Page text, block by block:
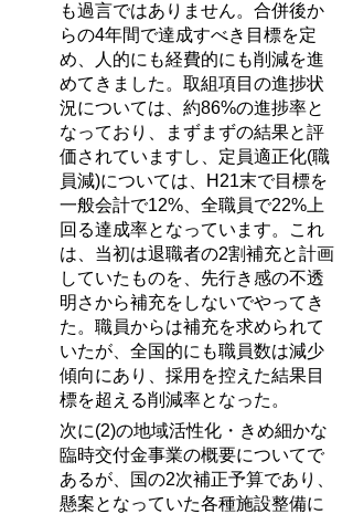
も過言ではありません。合併後か
らの4年間で達成すべき目標を定
め、人的にも経費的にも削減を進
めてきました。取組項目の進捗状
況については、約86%の進捗率と
なっており、まずまずの結果と評
価されていますし、定員適正化(職
員減)については、H21末で目標を
一般会計で12%、全職員で22%上
回る達成率となっています。これ
は、当初は退職者の2割補充と計画
していたものを、先行き感の不透
明さから補充をしないでやってき
た。職員からは補充を求められて
いたが、全国的にも職員数は減少
傾向にあり、採用を控えた結果目
標を超える削減率となった。
次に(2)の地域活性化・きめ細かな
臨時交付金事業の概要についてで
あるが、国の2次補正予算であり、
懸案となっていた各種施設整備に